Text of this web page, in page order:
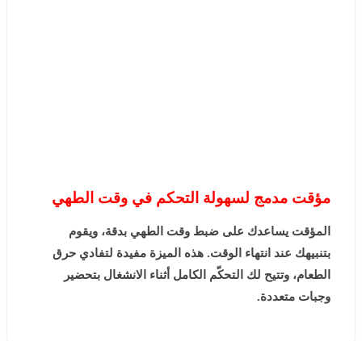
مؤقت مدمج لسهولة التحكم في وقت الطهي
المؤقت يساعدك على ضبط وقت الطهي بدقة، ويقوم
بتنبيهك عند انتهاء الوقت. هذه الميزة مفيدة لتفادي حرق
الطعام، وتتيح لك التحكّم الكامل أثناء الانشغال بتحضير
وجبات متعددة.